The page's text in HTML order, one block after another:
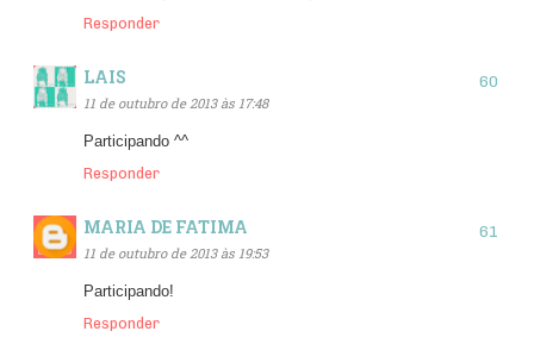
Responder
LAIS
11 de outubro de 2013 às 17:48
Participando ^^
Responder
MARIA DE FATIMA
11 de outubro de 2013 às 19:53
Participando!
Responder